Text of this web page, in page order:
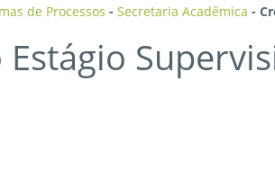
de Processos - Secretaria Acadêmica -